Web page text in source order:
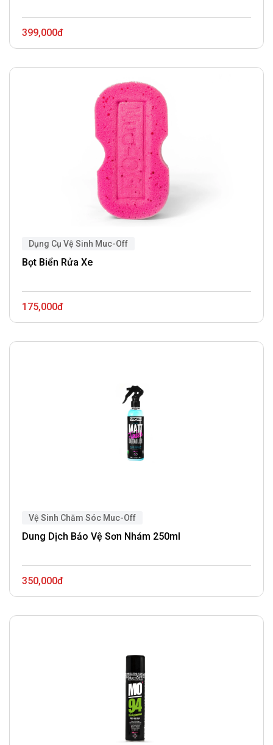
399,000đ
Dụng Cụ Vệ Sinh Muc-Off
Bọt Biển Rửa Xe
175,000đ
Vệ Sinh Chăm Sóc Muc-Off
Dung Dịch Bảo Vệ Sơn Nhám 250ml
350,000đ